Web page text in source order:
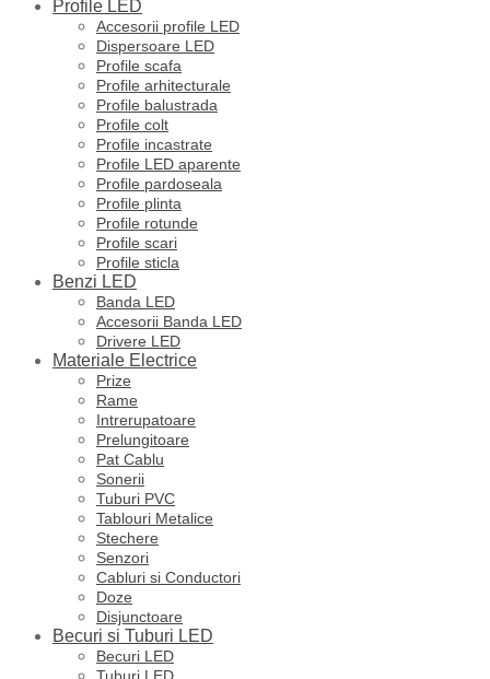
Profile LED
Accesorii profile LED
Dispersoare LED
Profile scafa
Profile arhitecturale
Profile balustrada
Profile colt
Profile incastrate
Profile LED aparente
Profile pardoseala
Profile plinta
Profile rotunde
Profile scari
Profile sticla
Benzi LED
Banda LED
Accesorii Banda LED
Drivere LED
Materiale Electrice
Prize
Rame
Intrerupatoare
Prelungitoare
Pat Cablu
Sonerii
Tuburi PVC
Tablouri Metalice
Stechere
Senzori
Cabluri si Conductori
Doze
Disjunctoare
Becuri si Tuburi LED
Becuri LED
Tuburi LED